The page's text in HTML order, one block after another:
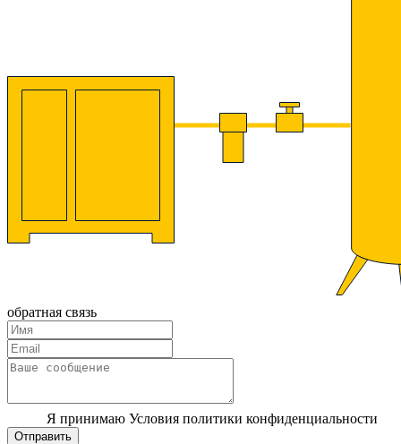
обратная связь
Я принимаю Условия политики конфиденциальности
Отправить